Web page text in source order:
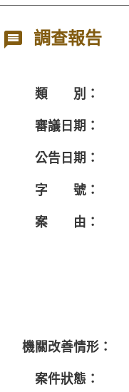
調查報告
類 別：
審議日期：
公告日期：
字 號：
案 由：
機關改善情形：
案件狀態：